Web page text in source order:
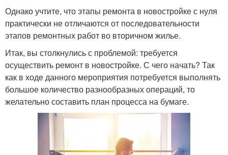
Однако учтите, что этапы ремонта в новостройке с нуля
практически не отличаются от последовательности
этапов ремонтных работ во вторичном жилье.
Итак, вы столкнулись с проблемой: требуется
осуществить ремонт в новостройке. С чего начать? Так
как в ходе данного мероприятия потребуется выполнять
большое количество разнообразных операций, то
желательно составить план процесса на бумаге.